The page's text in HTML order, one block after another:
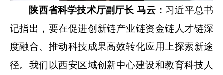
陕西省科学技术厅副厅长 马云： 习近平总书
记指出，要在促进创新链产业链资金链人才链深
度融合、推动科技成果高效转化应用上探索新途
径。我们以西安区域创新中心建设和教育科技人